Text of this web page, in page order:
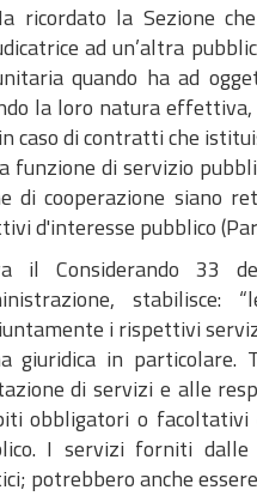
ricordato la Sezione
ad un’altra
quando ha ad
la loro natura
caso di contratti che
funzione di servizio
di cooperazione siano
d'interesse pubblico
il Considerando 33
stabilisce:
i rispettivi
giuridica in
di servizi e alle
obbligatori o
I servizi forniti dalle
potrebbero anche